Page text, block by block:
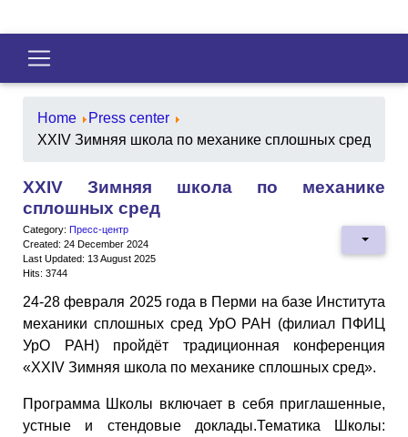
Home
Press center
XXIV Зимняя школа по механике сплошных сред
XXIV Зимняя школа по механике
сплошных сред
Category: Пресс-центр
Created: 24 December 2024
Last Updated: 13 August 2025
Hits: 3744
24-28 февраля 2025 года в Перми на базе Института
механики сплошных сред УрО РАН (филиал ПФИЦ
УрО РАН) пройдёт традиционная конференция
«XXIV Зимняя школа по механике сплошных сред».
Программа Школы включает в себя приглашенные,
устные и стендовые доклады.Тематика Школы: